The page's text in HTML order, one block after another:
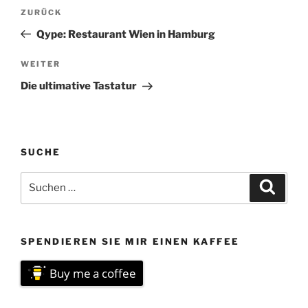
Beitragsnavigation
Vorheriger
Beitrag
ZURÜCK
Qype: Restaurant Wien in Hamburg
Nächster
Beitrag
WEITER
Die ultimative Tastatur
SUCHE
nach:
SPENDIEREN SIE MIR EINEN KAFFEE
Buy me a coffee